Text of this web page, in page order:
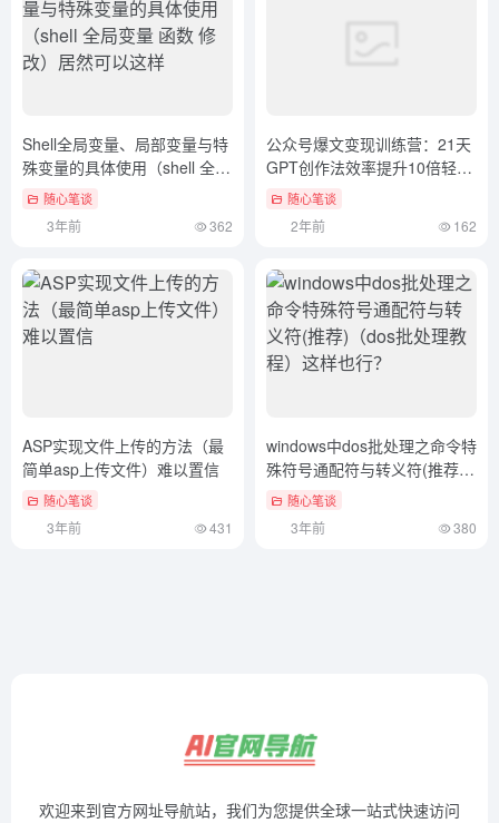
Shell全局变量、局部变量与特
殊变量的具体使用（shell 全局
变量 函数 修改）居然可以这
随心笔谈
3年前 362
公众号爆文变现训练营：21天
GPT创作法效率提升10倍轻松
破10万
随心笔谈
2年前 162
ASP实现文件上传的方法（最
简单asp上传文件）难以置信
随心笔谈
3年前 431
windows中dos批处理之命令特
殊符号通配符与转义符(推荐)
（dos批处理教程）这样也
随心笔谈
3年前 380
欢迎来到官方网址导航站，我们为您提供全球一站式快速访问